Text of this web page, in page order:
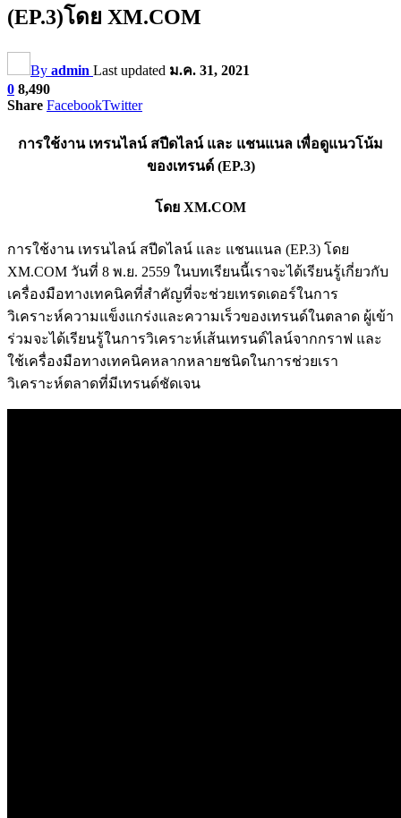
(EP.3)โดย XM.COM
By admin Last updated ม.ค. 31, 2021
0 8,490
Share FacebookTwitter
การใช้งาน เทรนไลน์ สปีดไลน์ และ แชนแนล เพื่อดูแนวโน้ม
ของเทรนด์ (EP.3)
โดย XM.COM
การใช้งาน เทรนไลน์ สปีดไลน์ และ แชนแนล (EP.3) โดย
XM.COM วันที่ 8 พ.ย. 2559 ในบทเรียนนี้เราจะได้เรียนรู้เกี่ยวกับ
เครื่องมือทางเทคนิคที่สำคัญที่จะช่วยเทรดเดอร์ในการ
วิเคราะห์ความแข็งแกร่งและความเร็วของเทรนด์ในตลาด ผู้เข้า
ร่วมจะได้เรียนรู้ในการวิเคราะห์เส้นเทรนด์ไลน์จากกราฟ และ
ใช้เครื่องมือทางเทคนิคหลากหลายชนิดในการช่วยเรา
วิเคราะห์ตลาดที่มีเทรนด์ชัดเจน